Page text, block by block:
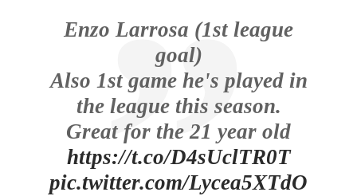
Enzo Larrosa (1st league
goal)
Also 1st game he's played in
the league this season.
Great for the 21 year old
https://t.co/D4sUclTR0T
pic.twitter.com/Lycea5XTdO